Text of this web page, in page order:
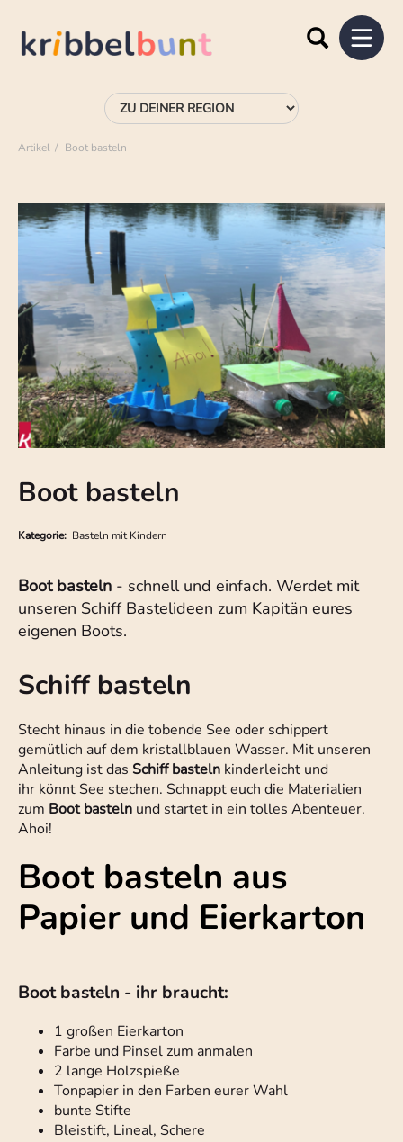
Artikel Boot basteln
Boot basteln
Kategorie: Basteln mit Kindern
Boot basteln - schnell und einfach. Werdet mit
unseren Schiff Bastelideen zum Kapitän eures
eigenen Boots.
Schiff basteln
Stecht hinaus in die tobende See oder schippert
gemütlich auf dem kristallblauen Wasser. Mit unseren
Anleitung ist das Schiff basteln kinderleicht und
ihr könnt See stechen. Schnappt euch die Materialien
zum Boot basteln und startet in ein tolles Abenteuer.
Ahoi!
Boot basteln aus
Papier und Eierkarton
Boot basteln - ihr braucht:
1 großen Eierkarton
Farbe und Pinsel zum anmalen
2 lange Holzspieße
Tonpapier in den Farben eurer Wahl
bunte Stifte
Bleistift, Lineal, Schere